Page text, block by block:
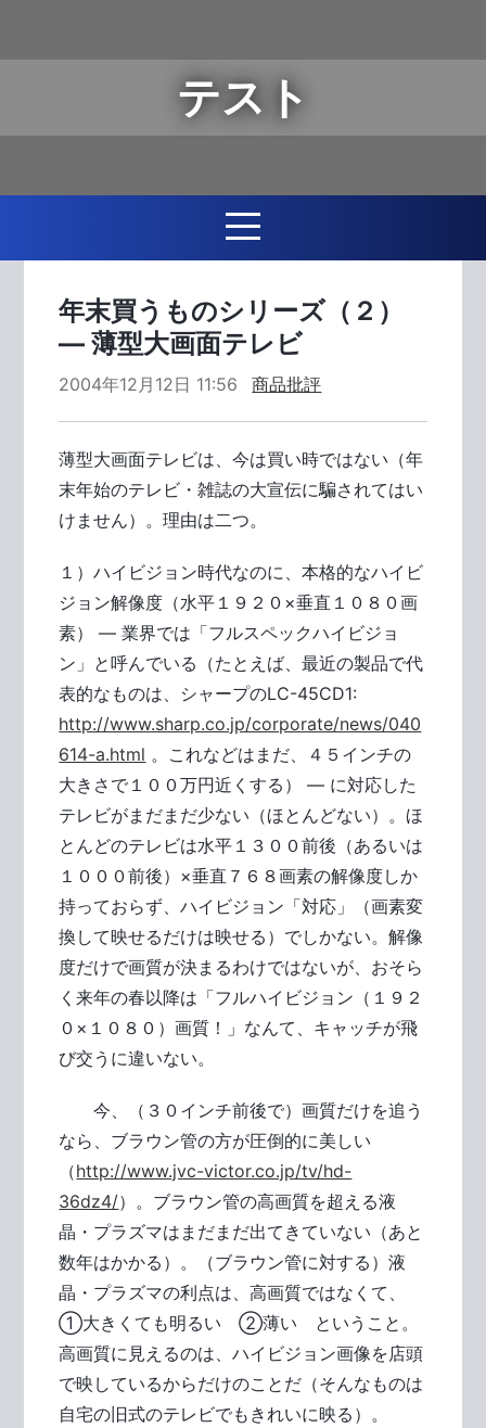
テスト
年末買うものシリーズ（２）
― 薄型大画面テレビ
2004年12月12日 11:56 商品批評
薄型大画面テレビは、今は買い時ではない（年
末年始のテレビ・雑誌の大宣伝に騙されてはい
けません）。理由は二つ。
１）ハイビジョン時代なのに、本格的なハイビ
ジョン解像度（水平１９２０×垂直１０８０画
素） ― 業界では「フルスペックハイビジョ
ン」と呼んでいる（たとえば、最近の製品で代
表的なものは、シャープのLC-45CD1:
http://www.sharp.co.jp/corporate/news/040
614-a.html 。これなどはまだ、４５インチの
大きさで１００万円近くする） ― に対応した
テレビがまだまだ少ない（ほとんどない）。ほ
とんどのテレビは水平１３００前後（あるいは
１０００前後）×垂直７６８画素の解像度しか
持っておらず、ハイビジョン「対応」（画素変
換して映せるだけは映せる）でしかない。解像
度だけで画質が決まるわけではないが、おそら
く来年の春以降は「フルハイビジョン（１９２
０×１０８０）画質！」なんて、キャッチが飛
び交うに違いない。
今、（３０インチ前後で）画質だけを追う
なら、ブラウン管の方が圧倒的に美しい
（http://www.jvc-victor.co.jp/tv/hd-
36dz4/）。ブラウン管の高画質を超える液
晶・プラズマはまだまだ出てきていない（あと
数年はかかる）。（ブラウン管に対する）液
晶・プラズマの利点は、高画質ではなくて、
①大きくても明るい ②薄い ということ。
高画質に見えるのは、ハイビジョン画像を店頭
で映しているからだけのことだ（そんなものは
自宅の旧式のテレビでもきれいに映る）。